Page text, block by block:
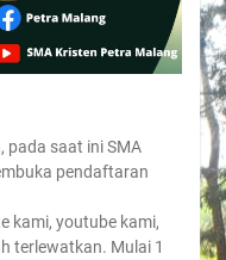
pada saat ini SMA
pendaftaran
kami, youtube kami,
terlewatkan. Mulai 1